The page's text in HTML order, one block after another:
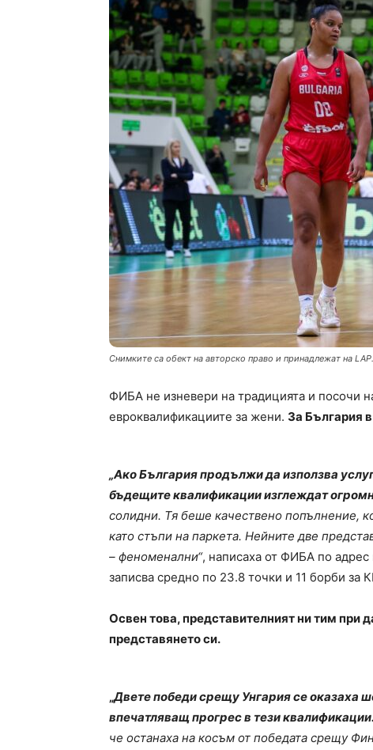
Снимките са обект на авторско право и принадлежат на
ФИБА не изневери на традицията и посочи
евроквалификациите за жени. За България
„Ако България продължи да използва
бъдещите квалификации изглеждат
солидни. Тя беше качествено попълнение,
като стъпи на паркета. Нейните две
– феноменални“, написаха от ФИБА по адрес
записва средно по 23.8 точки и 11 борби за
Освен това, представителният ни тим при
представянето си.
„Двете победи срещу Унгария се оказаха
впечатляващ прогрес в тези квалификации.
че останаха на косъм от победата срещу